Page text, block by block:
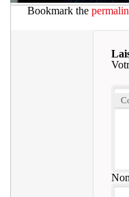
Bookmark the